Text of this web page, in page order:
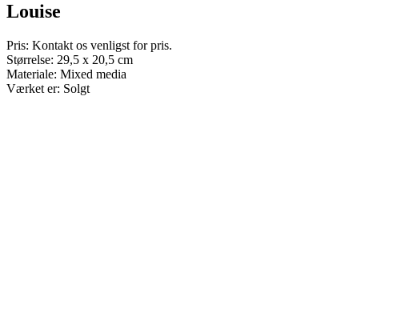
Louise
Pris: Kontakt os venligst for pris.
Størrelse: 29,5 x 20,5 cm
Materiale: Mixed media
Værket er: Solgt